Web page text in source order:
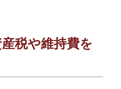
税や維持費を